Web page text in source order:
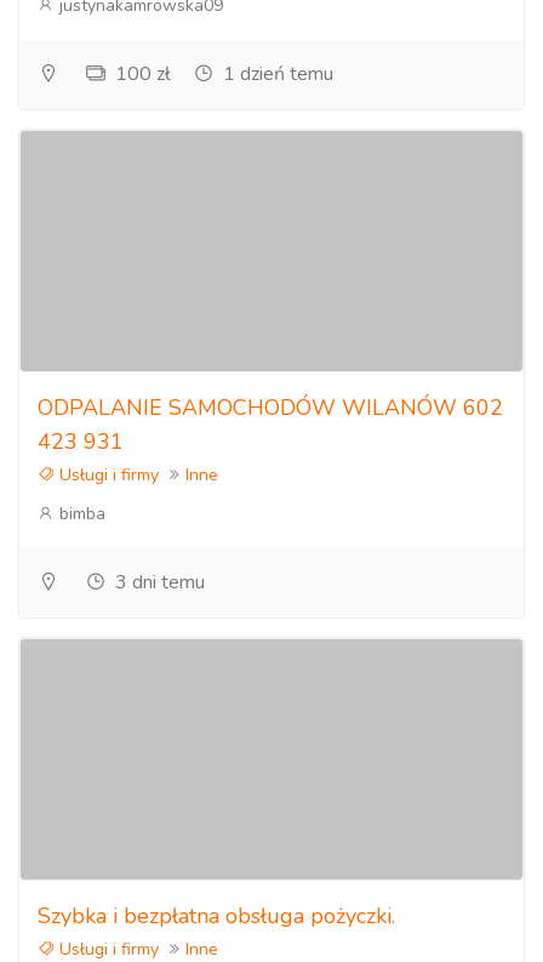
justynakamrowska09
100 zł 1 dzień temu
ODPALANIE SAMOCHODÓW WILANÓW 602
423 931
Usługi i firmy
Inne
bimba
3 dni temu
Szybka i bezpłatna obsługa pożyczki.
Usługi i firmy
Inne